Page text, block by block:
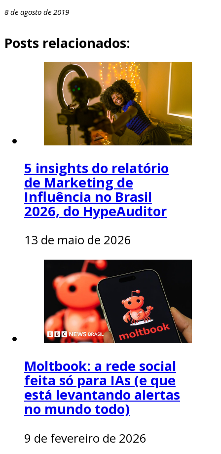
8 de agosto de 2019
Posts relacionados:
5 insights do relatório
de Marketing de
Influência no Brasil
2026, do HypeAuditor
13 de maio de 2026
Moltbook: a rede social
feita só para IAs (e que
está levantando alertas
no mundo todo)
9 de fevereiro de 2026